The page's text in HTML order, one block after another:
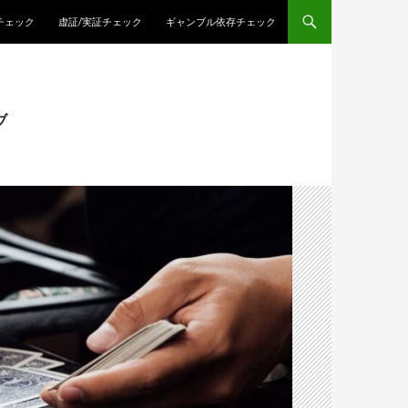
ェック 虚証/実証チェック ギャンブル依存チェック